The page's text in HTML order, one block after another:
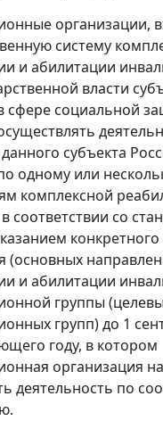
организации,
систему
и абилитации
власти
сфере социальной
субъекта
одному или
комплексной
соответствии со
(основных
и абилитации
группы
групп) до 1
году, в котором
организация
деятельность по